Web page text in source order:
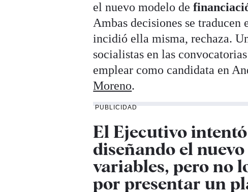
el nuevo modelo de
Ambas decisiones se traducen
incidió ella misma, rechaza.
socialistas en las
emplear como candidata en
Moreno.
PUBLICIDAD
El Ejecutivo
diseñando el
variables, pero no
por presentar un